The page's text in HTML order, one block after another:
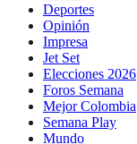
Deportes
Opinión
Impresa
Jet Set
Elecciones 2026
Foros Semana
Mejor Colombia
Semana Play
Mundo